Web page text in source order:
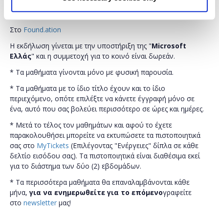
Διάρκεια προγράμματος: 8 ώρες
Στο Found.ation
Η εκδήλωση γίνεται με την υποστήριξη της "Microsoft
Ελλάς" και η συμμετοχή για το κοινό είναι δωρεάν.
* Τα μαθήματα γίνονται μόνο με φυσική παρουσία.
* Τα μαθήματα με το ίδιο τίτλο έχουν και το ίδιο
περιεχόμενο, οπότε επιλέξτε να κάνετε έγγραφή μόνο σε
ένα, αυτό που σας βολεύει περισσότερο σε ώρες και ημέρες.
* Μετά το τέλος τον μαθημάτων και αφού το έχετε
παρακολουθήσει μπορείτε να εκτυπώσετε τα πιστοποιητικά
σας στο MyTickets (Επιλέγοντας "Ενέργειες" δίπλα σε κάθε
δελτίο εισόδου σας). Τα πιστοποιητικά είναι διαθέσιμα εκεί
για το διάστημα των δύο (2) εβδομάδων.
* Τα περισσότερα μαθήματα θα επαναλαμβάνονται κάθε
μήνα, για να ενημερωθείτε για το επόμενογραφείτε
στο newsletter μας!